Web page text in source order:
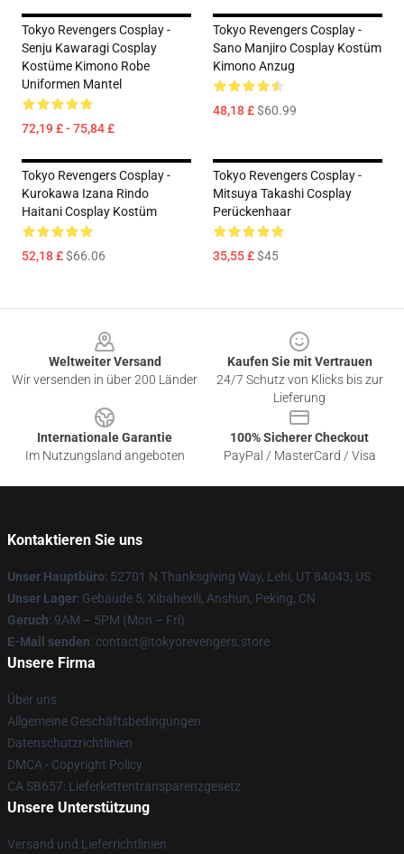
Tokyo Revengers Cosplay -
Senju Kawaragi Cosplay
Kostüme Kimono Robe
Uniformen Mantel
72,19 £ - 75,84 £
Tokyo Revengers Cosplay -
Sano Manjiro Cosplay Kostüm
Kimono Anzug
48,18 £$60.99
Tokyo Revengers Cosplay -
Kurokawa Izana Rindo
Haitani Cosplay Kostüm
52,18 £$66.06
Tokyo Revengers Cosplay -
Mitsuya Takashi Cosplay
Perückenhaar
35,55 £$45
Weltweiter Versand
Wir versenden in über 200 Länder
Kaufen Sie mit Vertrauen
24/7 Schutz von Klicks bis zur
Lieferung
Internationale Garantie
Im Nutzungsland angeboten
100% Sicherer Checkout
PayPal / MasterCard / Visa
Kontaktieren Sie uns
Unser Hauptbüro: 52701 N Thanksgiving Way, Lehi, UT 84043, US
Unser Lager: Gebäude 5, Xibahexili, Anshun, Peking, CN
Geruch: 9AM – 5PM (Mon – Fri)
E-Mail senden: contact@tokyorevengers.store
Unsere Firma
Über uns
Allgemeine Geschäftsbedingungen
Datenschutzrichtlinien
DMCA - Copyright Policy
CA SB657: Lieferkettentransparenzgesetz
Unsere Unterstützung
Versand und Lieferrichtlinien